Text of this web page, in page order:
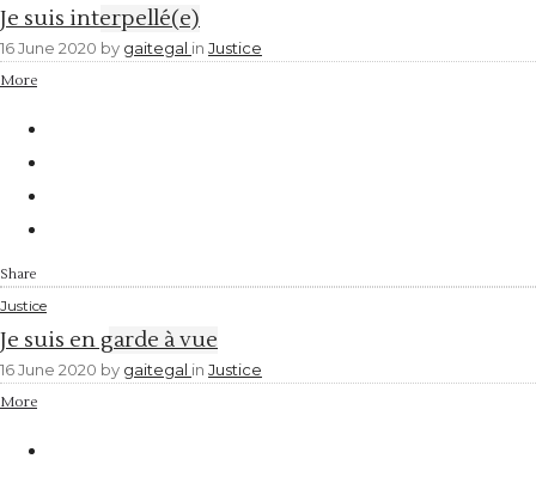
Je suis interpellé(e)
16 June 2020 by gaitegal in Justice
More
Share
Justice
Je suis en garde à vue
16 June 2020 by gaitegal in Justice
More